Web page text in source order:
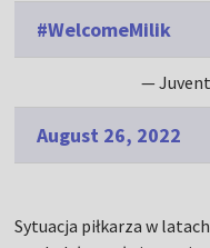
#WelcomeMilik
—
August 26, 2022
Sytuacja piłkarza w